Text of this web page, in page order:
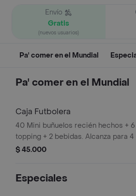
Envío
Gratis
(nuevos usuarios)
Pa' comer en el Mundial
Pa' comer en el Mundial
Caja Futbolera
40 Mini buñuelos recién hechos + 6
topping + 2 bebidas. Alcanza para 4
más
$ 45.000
Especiales